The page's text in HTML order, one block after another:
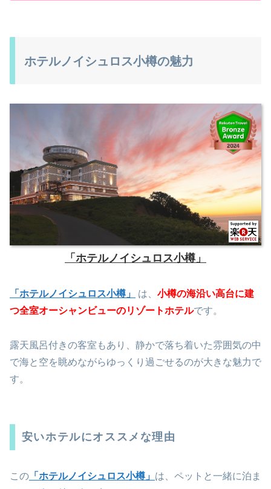
ホテルノイシュロス小樽の魅力
「ホテルノイシュロス小樽」
「ホテルノイシュロス小樽」 は、 小樽の海沿い高台に建
つ全室オーシャンビューのリゾートホテルです。
露天風呂付きの客室もあり、静かで落ち着いた雰囲気の中
で海と空を眺めながらゆっくり過ごせるのが大きな魅力で
す。
安いホテルにオススメな理由
この 「ホテルノイシュロス小樽」 は、ペットと一緒に泊ま